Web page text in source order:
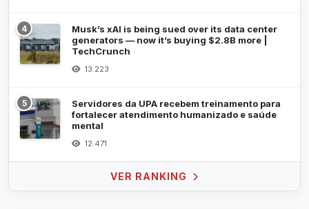
4
Musk’s xAI is being sued over its data center
generators — now it’s buying $2.8B more |
TechCrunch
13.223
5
Servidores da UPA recebem treinamento para
fortalecer atendimento humanizado e saúde
mental
12.471
VER RANKING